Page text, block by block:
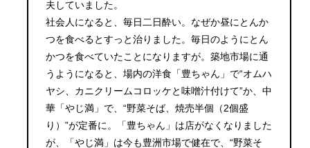
夫していました。
社会人になると、毎日二日酔い。なぜか昼にとんか
つを食べるとすっと治りました。毎日のようにとん
かつを食べていたことになりますが。築地市場に通
うようになると、場内の洋食「豊ちゃん」で“オムハ
ヤシ、カニクリームコロッケと味噌汁付けて”か、中
華「やじ満」で、“野菜そば、焼売半個（2個盛
り）”が定番に。「豊ちゃん」は店がなくなりました
が、「やじ満」は今も豊洲市場で健在で、“野菜そ